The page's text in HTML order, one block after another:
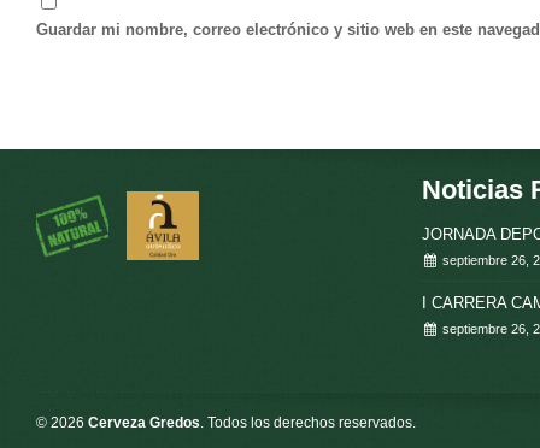
Guardar mi nombre, correo electrónico y sitio web en este
Noticias
JORNADA
septiembre 26,
I CARRERA
septiembre 26,
© 2026 Cerveza Gredos. Todos los derechos reservados.